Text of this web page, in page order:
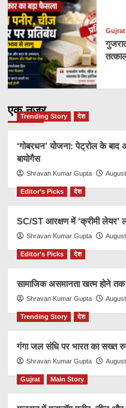
Gujrat
एक नज़र
Trending Story देश
‘गोबरधन’ योजना: पेट्रोल के
बायोगैस
Shravan Kumar Gupta
Editor’s Picks देश
SC/ST आरक्षण में ‘क्रीमी लेयर’
Shravan Kumar Gupta
Editor’s Picks देश
सामाजिक असमानता खत्म होने तक
Shravan Kumar Gupta
Trending Story देश
गंगा जल संधि पर भारत का सख्त
Shravan Kumar Gupta
Gujrat Main Story